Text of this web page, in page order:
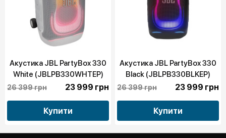
Акустика JBL PartyBox 330
White (JBLPB330WHTEP)
26 399 грн 23 999 грн
Купити
Акустика JBL PartyBox 330
Black (JBLPB330BLKEP)
26 399 грн 23 999 грн
Купити